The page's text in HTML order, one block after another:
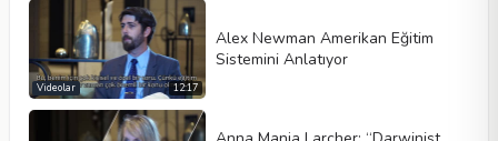
12:17
Videolar
Alex Newman Amerikan Eğitim
Sistemini Anlatıyor